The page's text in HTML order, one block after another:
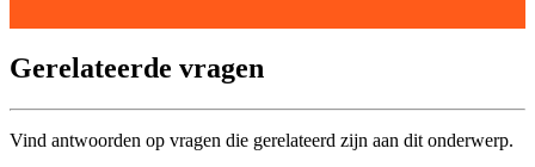
Gerelateerde vragen
Vind antwoorden op vragen die gerelateerd zijn aan dit onderwerp.